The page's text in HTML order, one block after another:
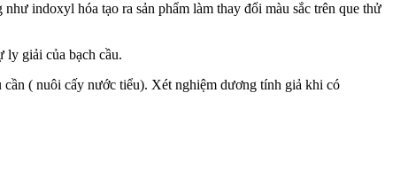
indoxyl hóa tạo ra sản phẩm làm thay đổi màu sắc trên que thử
ly giải của bạch cầu.
( nuôi cấy nước tiểu). Xét nghiệm dương tính giả khi có